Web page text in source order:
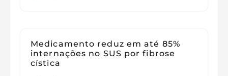
Medicamento reduz em até 85%
internações no SUS por fibrose
cística